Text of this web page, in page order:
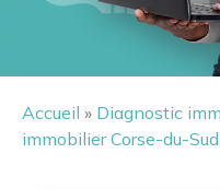
Accueil » Diagnostic
immobilier Corse-du-Sud